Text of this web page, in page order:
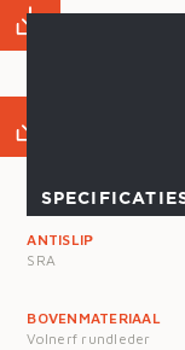
PRODUCT
ANTISLIP
SRA
BOVENMATERIAAL
Volnerf rundleder